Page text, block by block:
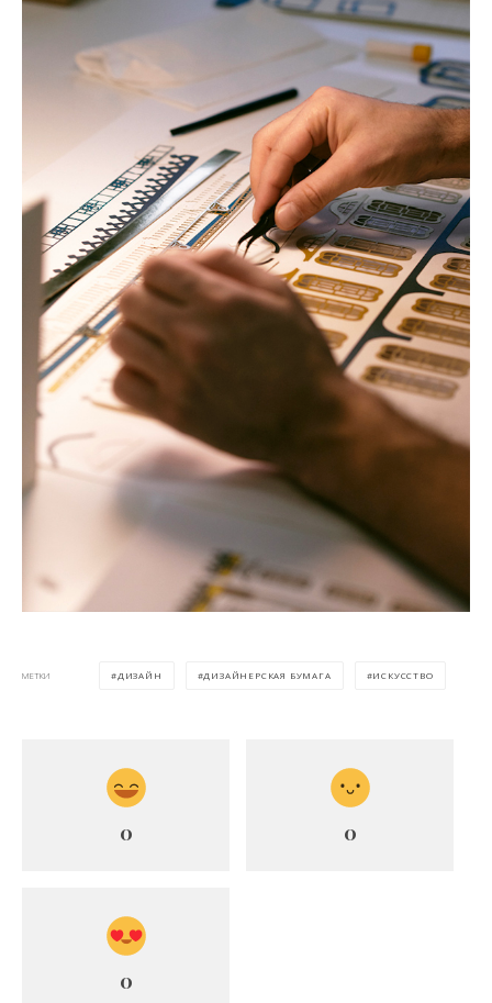
МЕТКИ ДИЗАЙН ДИЗАЙНЕРСКАЯ БУМАГА ИСКУССТВО
0 0
0